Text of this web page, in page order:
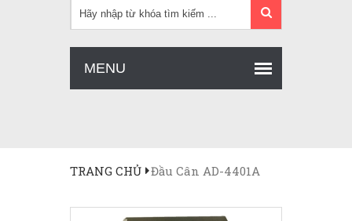
MENU
TRANG CHỦ Đầu Cân AD-4401A